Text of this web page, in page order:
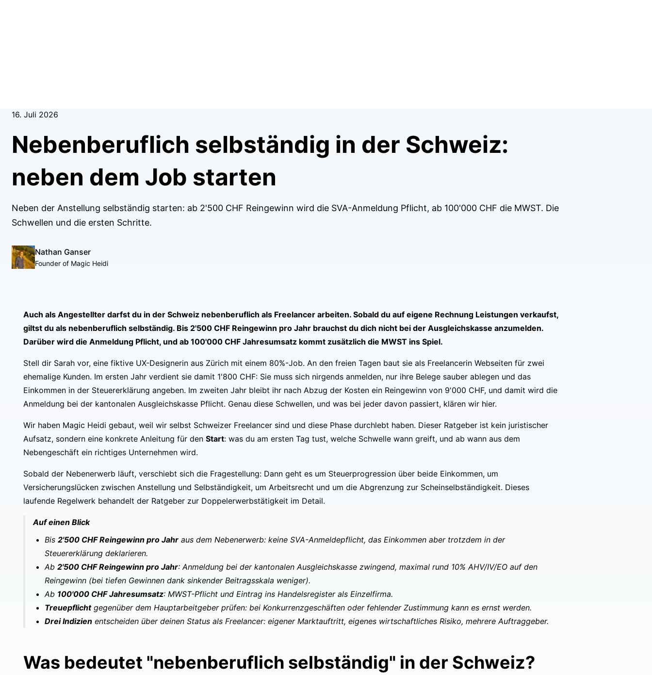
16. Juli 2026
Nebenberuflich selbständig in der Schweiz:
neben dem Job starten
Neben der Anstellung selbständig starten: ab 2'500 CHF Reingewinn wird die SVA-Anmeldung Pflicht, ab 100'000 CHF die MWST. Die
Schwellen und die ersten Schritte.
Nathan Ganser
Founder of Magic Heidi
Auch als Angestellter darfst du in der Schweiz nebenberuflich als Freelancer arbeiten. Sobald du auf eigene Rechnung Leistungen verkaufst,
giltst du als nebenberuflich selbständig. Bis 2'500 CHF Reingewinn pro Jahr brauchst du dich nicht bei der Ausgleichskasse anzumelden.
Darüber wird die Anmeldung Pflicht, und ab 100'000 CHF Jahresumsatz kommt zusätzlich die MWST ins Spiel.
Stell dir Sarah vor, eine fiktive UX-Designerin aus Zürich mit einem 80%-Job. An den freien Tagen baut sie als Freelancerin Webseiten für zwei
ehemalige Kunden. Im ersten Jahr verdient sie damit 1'800 CHF: Sie muss sich nirgends anmelden, nur ihre Belege sauber ablegen und das
Einkommen in der Steuererklärung angeben. Im zweiten Jahr bleibt ihr nach Abzug der Kosten ein Reingewinn von 9'000 CHF, und damit wird die
Anmeldung bei der kantonalen Ausgleichskasse Pflicht. Genau diese Schwellen, und was bei jeder davon passiert, klären wir hier.
Wir haben Magic Heidi gebaut, weil wir selbst Schweizer Freelancer sind und diese Phase durchlebt haben. Dieser Ratgeber ist kein juristischer
Aufsatz, sondern eine konkrete Anleitung für den Start: was du am ersten Tag tust, welche Schwelle wann greift, und ab wann aus dem
Nebengeschäft ein richtiges Unternehmen wird.
Sobald der Nebenerwerb läuft, verschiebt sich die Fragestellung: Dann geht es um Steuerprogression über beide Einkommen, um
Versicherungslücken zwischen Anstellung und Selbständigkeit, um Arbeitsrecht und um die Abgrenzung zur Scheinselbständigkeit. Dieses
laufende Regelwerk behandelt der Ratgeber zur Doppelerwerbstätigkeit im Detail.
Auf einen Blick
Bis 2'500 CHF Reingewinn pro Jahr aus dem Nebenerwerb: keine SVA-Anmeldepflicht, das Einkommen aber trotzdem in der
Steuererklärung deklarieren.
Ab 2'500 CHF Reingewinn pro Jahr: Anmeldung bei der kantonalen Ausgleichskasse zwingend, maximal rund 10% AHV/IV/EO auf den
Reingewinn (bei tiefen Gewinnen dank sinkender Beitragsskala weniger).
Ab 100'000 CHF Jahresumsatz: MWST-Pflicht und Eintrag ins Handelsregister als Einzelfirma.
Treuepflichtgegenüber dem Hauptarbeitgeber prüfen: bei Konkurrenzgeschäften oder fehlender Zustimmung kann es ernst werden.
Drei Indizien entscheiden über deinen Status als Freelancer: eigener Marktauftritt, eigenes wirtschaftliches Risiko, mehrere Auftraggeber.
Was bedeutet "nebenberuflich selbständig" in der Schweiz?